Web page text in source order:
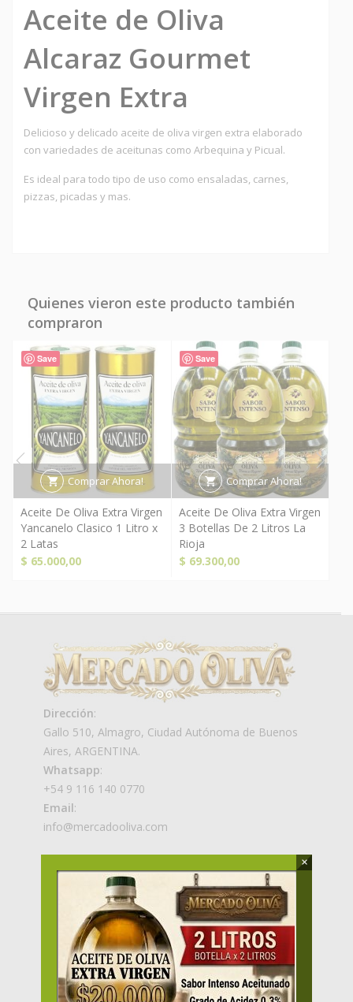
Aceite de Oliva
Alcaraz Gourmet
Virgen Extra
Delicioso y delicado aceite de oliva virgen extra elaborado
con variedades de aceitunas como Arbequina y Picual.
Es ideal para todo tipo de uso como ensaladas, carnes,
pizzas, picadas y mas.
Quienes vieron este producto también
compraron
Save
Comprar Ahora!
Aceite De Oliva Extra Virgen
Yancanelo Clasico 1 Litro x
2 Latas
$ 65.000,00
Save
Comprar Ahora!
Aceite De Oliva Extra Virgen
3 Botellas De 2 Litros La
Rioja
$ 69.300,00
Dirección:
Gallo 510, Almagro, Ciudad Autónoma de Buenos
Aires, ARGENTINA.
Whatsapp:
+54 9 116 140 0770
Email:
info@mercadooliva.com
×